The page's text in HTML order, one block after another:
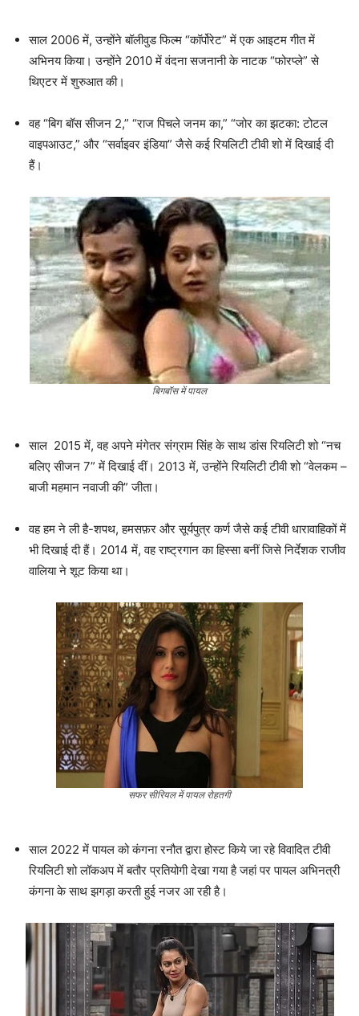
साल 2006 में, उन्होंने बॉलीवुड फिल्म “कॉर्पोरेट” में एक आइटम गीत में
अभिनय किया। उन्होंने 2010 में वंदना सजनानी के नाटक “फोरप्ले” से
थिएटर में शुरुआत की।
वह “बिग बॉस सीजन 2,” “राज पिचले जनम का,” “जोर का झटका: टोटल
वाइपआउट,” और “सर्वाइवर इंडिया” जैसे कई रियलिटी टीवी शो में दिखाई दी
हैं।
बिगबॉस में पायल
साल 2015 में, वह अपने मंगेतर संग्राम सिंह के साथ डांस रियलिटी शो “नच
बलिए सीजन 7” में दिखाई दीं। 2013 में, उन्होंने रियलिटी टीवी शो “वेलकम –
बाजी महमान नवाजी की” जीता।
वह हम ने ली है-शपथ, हमसफ़र और सूर्यपुत्र कर्ण जैसे कई टीवी धारावाहिकों में
भी दिखाई दी हैं। 2014 में, वह राष्ट्रगान का हिस्सा बनीं जिसे निर्देशक राजीव
वालिया ने शूट किया था।
सफर सीरियल में पायल रोहतगी
साल 2022 में पायल को कंगना रनौत द्वारा होस्ट किये जा रहे विवादित टीवी
रियलिटी शो लॉकअप में बतौर प्रतियोगी देखा गया है जहां पर पायल अभिनत्री
कंगना के साथ झगड़ा करती हुई नजर आ रही है।